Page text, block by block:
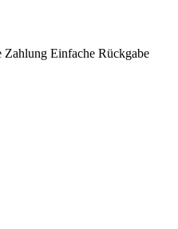
Zahlung Einfache Rückgabe